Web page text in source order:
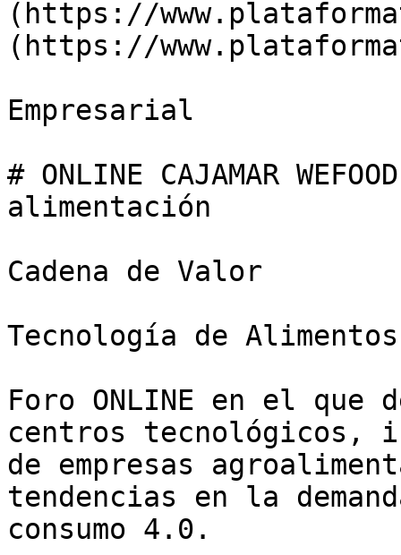
(https://
(https://
Empresarial
# ONLINE CAJAMAR
alimentación
Cadena de Valor
Tecnología de Alimentos
Foro ONLINE en el que
centros tecnológicos,
de empresas
tendencias en la
consumo 4.0.